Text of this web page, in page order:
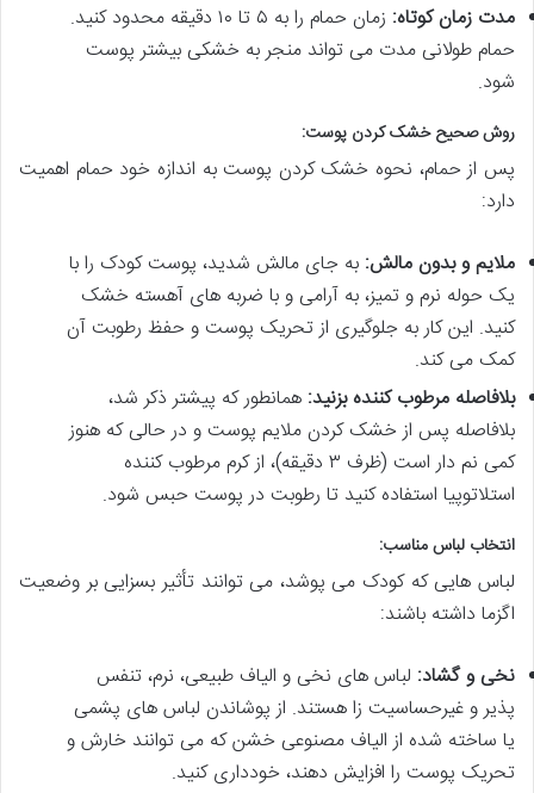
مدت زمان کوتاه:
زمان حمام را به ۵ تا ۱۰ دقیقه محدود کنید.
حمام طولانی مدت می تواند منجر به خشکی بیشتر پوست
شود.
روش صحیح خشک کردن پوست:
پس از حمام، نحوه خشک کردن پوست به اندازه خود حمام اهمیت
دارد:
ملایم و بدون مالش: به جای مالش شدید، پوست کودک را با
یک حوله نرم و تمیز، به آرامی و با ضربه های آهسته خشک
کنید. این کار به جلوگیری از تحریک پوست و حفظ رطوبت آن
کمک می کند.
بلافاصله مرطوب کننده بزنید: همانطور که پیشتر ذکر شد،
بلافاصله پس از خشک کردن ملایم پوست و در حالی که هنوز
کمی نم دار است (ظرف ۳ دقیقه)، از کرم مرطوب کننده
استلاتوپیا استفاده کنید تا رطوبت در پوست حبس شود.
انتخاب لباس مناسب:
لباس هایی که کودک می پوشد، می توانند تأثیر بسزایی بر وضعیت
اگزما داشته باشند:
نخی و گشاد: لباس های نخی و الیاف طبیعی، نرم، تنفس
پذیر و غیرحساسیت زا هستند. از پوشاندن لباس های پشمی
یا ساخته شده از الیاف مصنوعی خشن که می توانند خارش و
تحریک پوست را افزایش دهند، خودداری کنید.